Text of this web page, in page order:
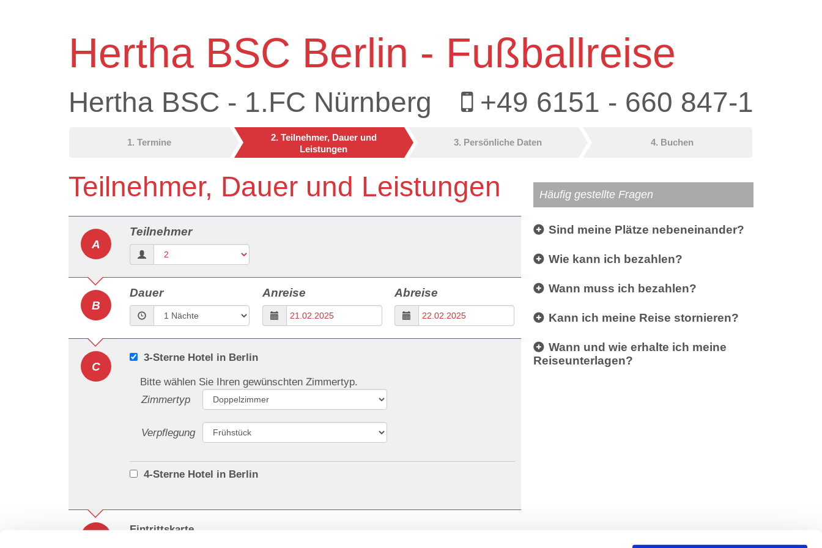
Hertha BSC Berlin - Fußballreise
Hertha BSC - 1.FC Nürnberg +49 6151 - 660 847-1
1. Termine
2. Teilnehmer, Dauer und
Leistungen
3. Persönliche Daten 4. Buchen
Teilnehmer, Dauer und Leistungen
A
Teilnehmer
B
Dauer Anreise Abreise
C
3-Sterne Hotel in Berlin
Bitte wählen Sie Ihren gewünschten Zimmertyp.
Zimmertyp
Verpflegung
4-Sterne Hotel in Berlin
Eintrittskarte
Häufig gestellte Fragen
Sind meine Plätze nebeneinander?
Wie kann ich bezahlen?
Wann muss ich bezahlen?
Kann ich meine Reise stornieren?
Wann und wie erhalte ich meine
Reiseunterlagen?